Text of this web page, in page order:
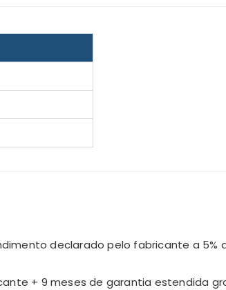
declarado pelo fabricante a 5%
+ 9 meses de garantia estendida